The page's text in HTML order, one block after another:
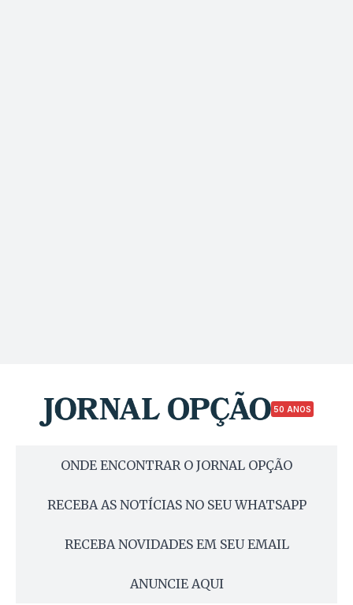
50 ANOS
ONDE ENCONTRAR O JORNAL OPÇÃO
RECEBA AS NOTÍCIAS NO SEU WHATSAPP
RECEBA NOVIDADES EM SEU EMAIL
ANUNCIE AQUI